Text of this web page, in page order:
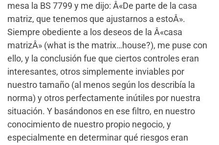
mesa la BS 7799 y me dijo: Â«De parte de la casa
matriz, que tenemos que ajustarnos a estoÂ».
Siempre obediente a los deseos de la Â«casa
matrizÂ» (what is the matrix…house?), me puse con
ello, y la conclusión fue que ciertos controles eran
interesantes, otros simplemente inviables por
nuestro tamaño (al menos según los describía la
norma) y otros perfectamente inútiles por nuestra
situación. Y basándonos en ese filtro, en nuestro
conocimiento de nuestro propio negocio, y
especialmente en determinar qué riesgos eran